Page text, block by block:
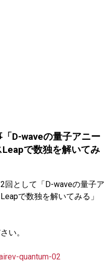
D-waveの量子アニー
で数独を解いてみ
回として「D-waveの量子ア
で数独を解いてみる」
い。
quantum-02